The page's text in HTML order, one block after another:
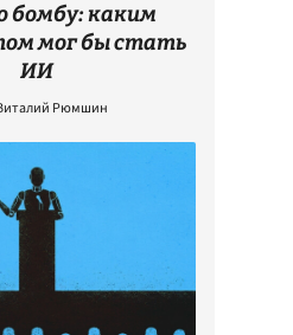
бомбу: каким
мог бы стать
ИИ
Рюмшин